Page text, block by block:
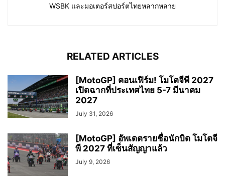
WSBK และมอเตอร์สปอร์ตไทยหลากหลาย
RELATED ARTICLES
[MotoGP] คอนเฟิร์ม! โมโตจีพี 2027
เปิดฉากที่ประเทศไทย 5-7 มีนาคม
2027
July 31, 2026
[MotoGP] อัพเดตรายชื่อนักบิด โมโตจี
พี 2027 ที่เซ็นสัญญาแล้ว
July 9, 2026